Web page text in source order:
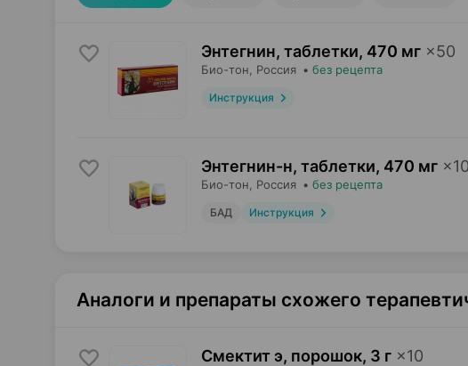
Энтегнин, таблетки, 470 мг ×50
Био-тон , Россия • без рецепта
Инструкция
Энтегнин-н, таблетки, 470 мг ×
Био-тон , Россия • без рецепта
БАД Инструкция
Аналоги и препараты схожего
Смектит э, порошок, 3 г ×10